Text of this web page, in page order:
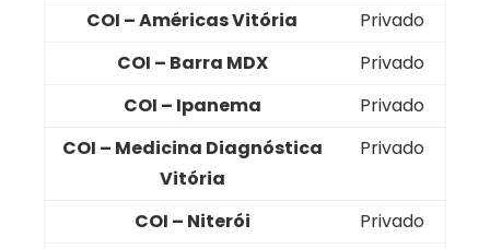
COI – Américas Vitória
Privado
COI – Barra MDX
Privado
COI – Ipanema
Privado
COI – Medicina Diagnóstica
Vitória
Privado
COI – Niterói
Privado